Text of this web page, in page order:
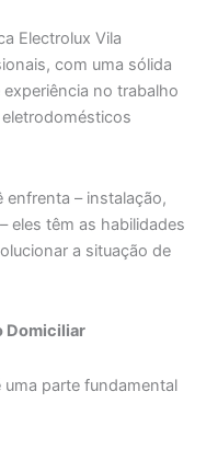
Electrolux Vila
com uma sólida
no trabalho
enfrenta – instalação,
eles têm as habilidades
a situação de
Domiciliar
parte fundamental